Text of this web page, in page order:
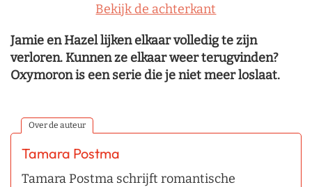
Bekijk de achterkant
Jamie en Hazel lijken elkaar volledig te zijn
verloren. Kunnen ze elkaar weer terugvinden?
Oxymoron is een serie die je niet meer loslaat.
Over de auteur
Tamara Postma
Tamara Postma schrijft romantische